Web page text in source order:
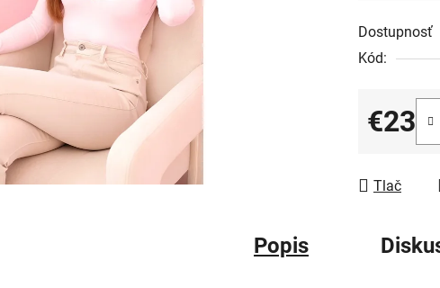
Dostupnosť
Kód:
€23
Tlač
Popis